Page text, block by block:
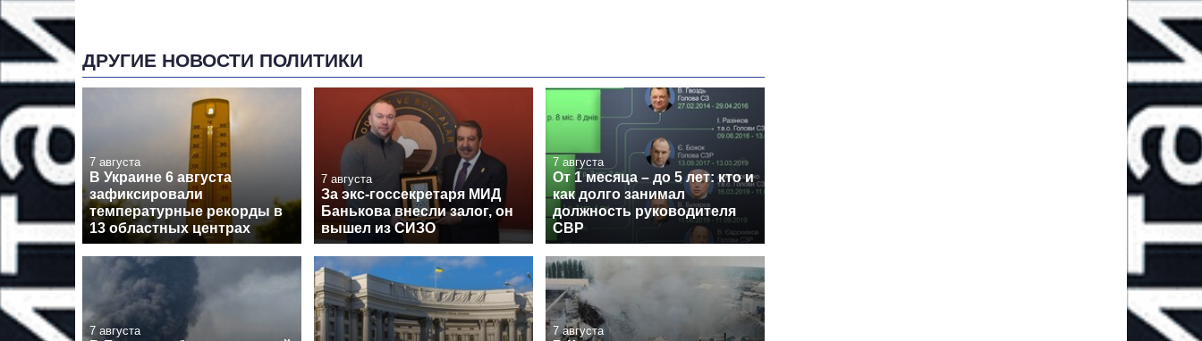
ДРУГИЕ НОВОСТИ ПОЛИТИКИ
7 августа
В Украине 6 августа
зафиксировали
температурные рекорды в
13 областных центрах
7 августа
За экс-госсекретаря МИД
Банькова внесли залог, он
вышел из СИЗО
7 августа
От 1 месяца – до 5 лет: кто и
как долго занимал
должность руководителя
СВР
7 августа 7 августа